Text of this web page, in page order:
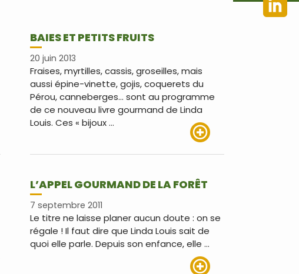
BAIES ET PETITS FRUITS
20 juin 2013
Fraises, myrtilles, cassis, groseilles, mais
aussi épine-vinette, gojis, coquerets du
Pérou, canneberges… sont au programme
de ce nouveau livre gourmand de Linda
Louis. Ces « bijoux …
L’APPEL GOURMAND DE LA FORÊT
7 septembre 2011
Le titre ne laisse planer aucun doute : on se
régale ! Il faut dire que Linda Louis sait de
quoi elle parle. Depuis son enfance, elle …